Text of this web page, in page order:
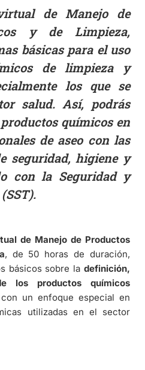
de Manejo de
y de Limpieza,
básicas para el uso
de limpieza y
los que se
salud. Así, podrás
químicos en
de aseo con las
seguridad, higiene y
con la Seguridad y
de Manejo de Productos
, de 50 horas de duración,
básicos sobre la definición,
los productos químicos
un enfoque especial en
utilizadas en el sector